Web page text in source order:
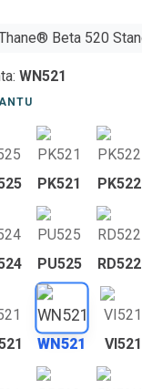
WN521
PK521 PK522
PU525 RD522
WN521 VI521